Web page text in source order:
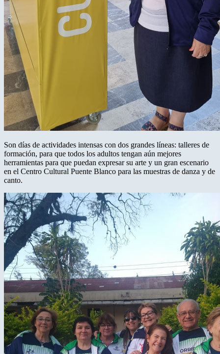
Son días de actividades intensas con dos grandes líneas: talleres de
formación, para que todos los adultos tengan aún mejores
herramientas para que puedan expresar su arte y un gran escenario
en el Centro Cultural Puente Blanco para las muestras de danza y de
canto.